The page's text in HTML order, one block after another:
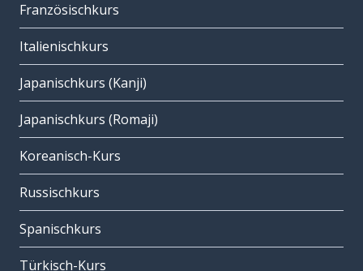
Französischkurs
Italienischkurs
Japanischkurs (Kanji)
Japanischkurs (Romaji)
Koreanisch-Kurs
Russischkurs
Spanischkurs
Türkisch-Kurs